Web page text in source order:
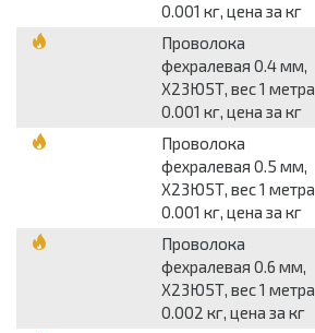
0.001 кг, цена за кг
Проволока
фехралевая 0.4 мм,
Х23Ю5Т, вес 1 метра
0.001 кг, цена за кг
Проволока
фехралевая 0.5 мм,
Х23Ю5Т, вес 1 метра
0.001 кг, цена за кг
Проволока
фехралевая 0.6 мм,
Х23Ю5Т, вес 1 метра
0.002 кг, цена за кг